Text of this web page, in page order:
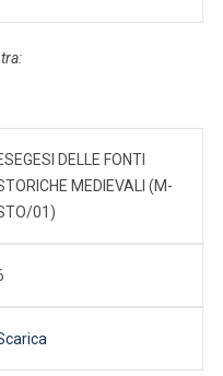
DELLE FONTI
MEDIEVALI (M-
01)